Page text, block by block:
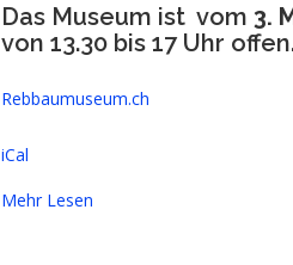
Das Museum ist vom 3.
von 13.30 bis 17 Uhr
Rebbaumuseum.ch
iCal
Mehr Lesen